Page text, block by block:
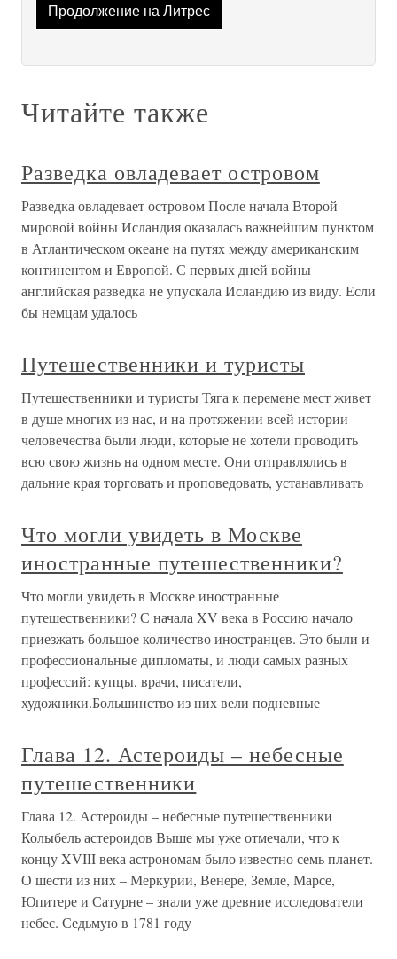
Продолжение на Литрес
Читайте также
Разведка овладевает островом
Разведка овладевает островом После начала Второй
мировой войны Исландия оказалась важнейшим пунктом
в Атлантическом океане на путях между американским
континентом и Европой. С первых дней войны
английская разведка не упускала Исландию из виду. Если
бы немцам удалось
Путешественники и туристы
Путешественники и туристы Тяга к перемене мест живет
в душе многих из нас, и на протяжении всей истории
человечества были люди, которые не хотели проводить
всю свою жизнь на одном месте. Они отправлялись в
дальние края торговать и проповедовать, устанавливать
Что могли увидеть в Москве
иностранные путешественники?
Что могли увидеть в Москве иностранные
путешественники? С начала XV века в Россию начало
приезжать большое количество иностранцев. Это были и
профессиональные дипломаты, и люди самых разных
профессий: купцы, врачи, писатели,
художники.Большинство из них вели подневные
Глава 12. Астероиды – небесные
путешественники
Глава 12. Астероиды – небесные путешественники
Колыбель астероидов Выше мы уже отмечали, что к
концу XVIII века астрономам было известно семь планет.
О шести из них – Меркурии, Венере, Земле, Марсе,
Юпитере и Сатурне – знали уже древние исследователи
небес. Седьмую в 1781 году